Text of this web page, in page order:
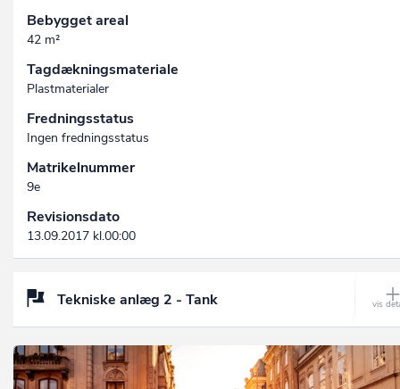
Bebygget areal
42 m²
Tagdækningsmateriale
Plastmaterialer
Fredningsstatus
Ingen fredningsstatus
Matrikelnummer
9e
Revisionsdato
13.09.2017 kl.00:00
Tekniske anlæg 2 - Tank